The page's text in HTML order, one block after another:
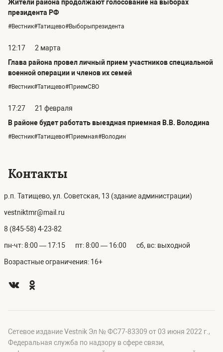
Жители района продолжают голосование на выборах
президента РФ
#Вестник#Татищево#Выборыпрезидента
12:17
2 марта
Глава района провел личный прием участников специальной
военной операции и членов их семей
#Вестник#Татищево#ПриемСВО
17:27
21 февраля
В районе будет работать выездная приемная В.В. Володина
#Вестник#Татищево#Приемная#Володин
Контакты
р.п. Татищево, ул. Советская, 13 (здание администрации)
vestniktmr@mail.ru
8 (845-58) 4-23-82
пн-чт: 8:00 — 17:15 пт: 8:00 — 16:00 сб, вс: выходной
Возрастные ограничения: 16+
Сетевое издание Vestnik Эл № ФС77-83309 от 03 июня 2022 г.,
Федеральная служба по надзору в сфере связи,